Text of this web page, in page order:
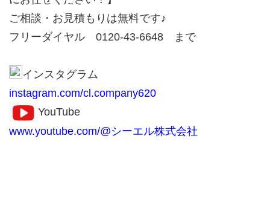
ご相談・お見積もりは無料です♪
フリーダイヤル 0120-43-6648 まで
インスタグラム
instagram.com/cl.company620
YouTube
www.youtube.com/@シーエル株式会社